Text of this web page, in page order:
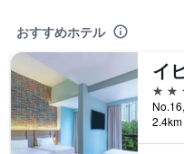
おすすめホテル
3つ
2.4km